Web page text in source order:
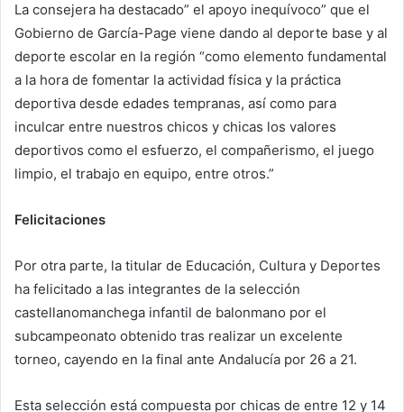
La consejera ha destacado” el apoyo inequívoco” que el
Gobierno de García-Page viene dando al deporte base y al
deporte escolar en la región “como elemento fundamental
a la hora de fomentar la actividad física y la práctica
deportiva desde edades tempranas, así como para
inculcar entre nuestros chicos y chicas los valores
deportivos como el esfuerzo, el compañerismo, el juego
limpio, el trabajo en equipo, entre otros.”
Felicitaciones
Por otra parte, la titular de Educación, Cultura y Deportes
ha felicitado a las integrantes de la selección
castellanomanchega infantil de balonmano por el
subcampeonato obtenido tras realizar un excelente
torneo, cayendo en la final ante Andalucía por 26 a 21.
Esta selección está compuesta por chicas de entre 12 y 14